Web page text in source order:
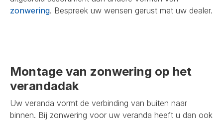
zonwering. Bespreek uw wensen gerust met uw dealer.
Montage van zonwering op het
verandadak
Uw veranda vormt de verbinding van buiten naar
binnen. Bij zonwering voor uw veranda heeft u dan ook